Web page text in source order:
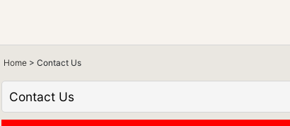
Home > Contact Us
Contact Us